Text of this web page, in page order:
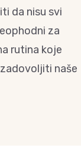
da nisu svi
za
rutina koje
naše